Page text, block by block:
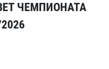
ЧЕМПИОНАТА